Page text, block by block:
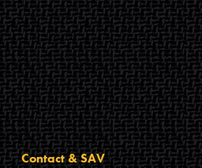
Contact & SAV